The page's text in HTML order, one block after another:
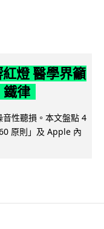
燈 醫學界籲
律
性聽損。本文盤點 4
原則」及 Apple 內